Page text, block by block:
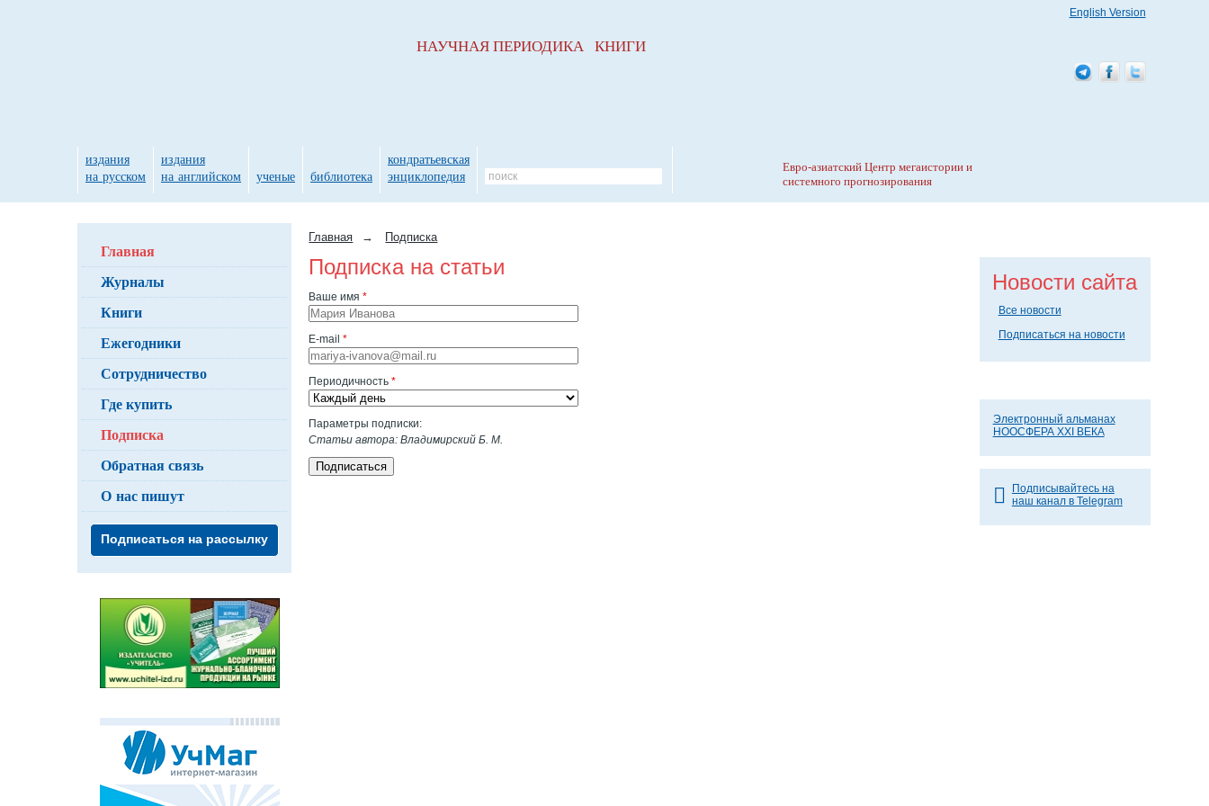
Главная → Подписка
Подписка на статьи
Ваше имя*
E-mail*
Периодичность*
Параметры подписки:
Статьи автора: Владимирский Б. М.
Подписаться
Главная
Журналы
Книги
Ежегодники
Сотрудничество
Где купить
Подписка
Обратная связь
О нас пишут
Подписаться на рассылку
Новости сайта
Все новости
Подписаться на новости
Электронный альманах
НООСФЕРА XXI ВЕКА
Подписывайтесь на
наш канал в Telegram
НАУЧНАЯ ПЕРИОДИКА КНИГИ
издания
на русском
издания
на английском
ученые библиотека
кондратьевская
энциклопедия
Евро-азиатский Центр мегаистории и
системного прогнозирования
English Version